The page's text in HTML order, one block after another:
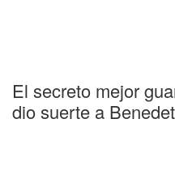
El secreto mejor
dio suerte a